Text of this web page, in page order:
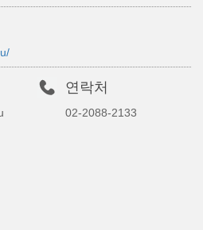
연락처
02-2088-2133